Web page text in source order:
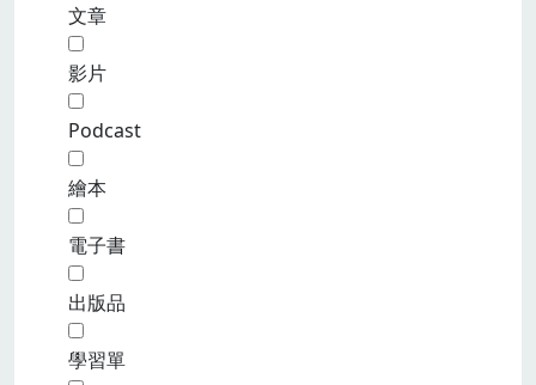
文章
影片
Podcast
繪本
電子書
出版品
學習單